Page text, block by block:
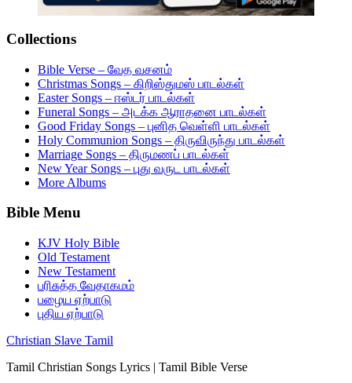
Collections
Bible Verse – வேத வசனம்
Christmas Songs – கிறிஸ்துமஸ் பாடல்கள்
Easter Songs – ஈஸ்டர் பாடல்கள்
Funeral Songs – அடக்க ஆராதனை பாடல்கள்
Good Friday Songs – புனித வெள்ளி பாடல்கள்
Holy Communion Songs – திருவிருந்து பாடல்கள்
Marriage Songs – திருமணப் பாடல்கள்
New Year Songs – புது வருட பாடல்கள்
More Albums
Bible Menu
KJV Holy Bible
Old Testament
New Testament
பரிசுத்த வேதாகமம்
பழைய ஏற்பாடு
புதிய ஏற்பாடு
Christian Slave Tamil
Tamil Christian Songs Lyrics | Tamil Bible Verse